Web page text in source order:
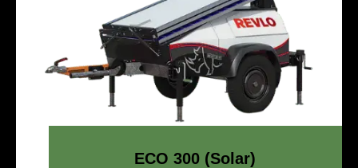
ECO 300 (Solar)